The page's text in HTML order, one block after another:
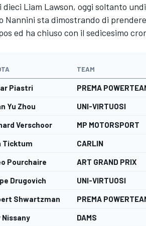
Liam Lawson, oggi soltanto
Nannini sta dimostrando di
ed ha chiuso con il sedicesimo
TEAM
Piastri PREMA
Yu Zhou UNI-VIRTUOSI
Verschoor MP MOTORSPORT
Ticktum CARLIN
Pourchaire ART GRAND PRIX
Drugovich UNI-VIRTUOSI
Shwartzman PREMA
Nissany DAMS